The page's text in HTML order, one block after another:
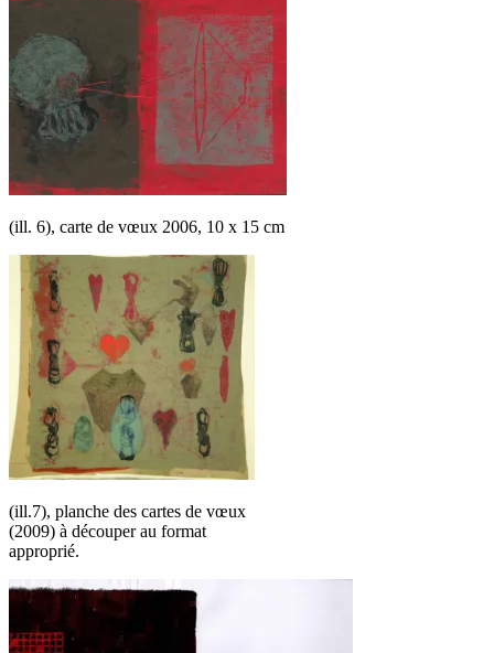
(ill. 6), carte de vœux 2006, 10 x 15 cm
(ill.7), planche des cartes de vœux
(2009) à découper au format
approprié.